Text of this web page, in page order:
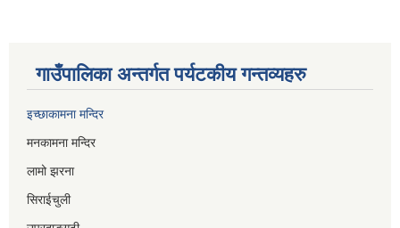
गाउँपालिका अन्तर्गत पर्यटकीय गन्तव्यहरु
इच्छाकामना मन्दिर
मनकामना मन्दिर
लामो झरना
सिराईचुली